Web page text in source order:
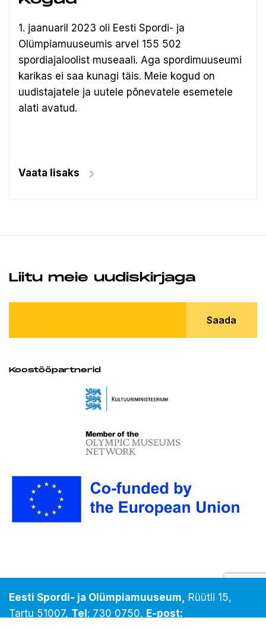
1. jaanuaril 2023 oli Eesti Spordi- ja
Olümpiamuuseumis arvel 155 502
spordiajaloolist museaali. Aga spordimuuseumi
karikas ei saa kunagi täis. Meie kogud on
uudistajatele ja uutele põnevatele esemetele
alati avatud.
Vaata lisaks
Liitu meie uudiskirjaga
Saada
Koostööpartnerid
Eesti Spordi- ja Olümpiamuuseum,
Rüütli 15,
Tartu 51007, Tel: 730 0750, E-post: